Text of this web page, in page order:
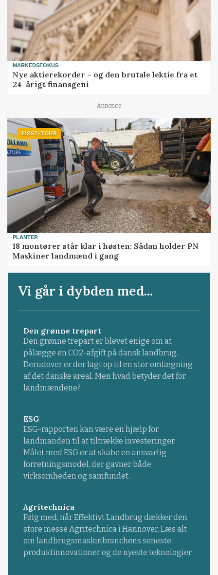
MARKEDSFOKUS
Nye aktierekorder – og den brutale lektie fra et
24-årigt finansgeni
Annonce
HØST-TOUR
PLANTER
18 montører står klar i høsten: Sådan holder PN
Maskiner landmænd i gang
Vi går i dybden med...
Den grønne trepart
Den grønne trepart er blevet enige om at
pålægge en CO2-afgift på dansk landbrug.
Derudover er der lagt op til en stor omlægning
af det danske areal. Men hvad betyder det for
landmændene?
ESG
ESG-rapporten kan være en hjælp for
landmanden til at tiltrække investeringer.
Målet med ESG er at skabe en ansvarlig
forretningsmodel, der gavner både
virksomheden og samfundet.
Agritechnica
Følg med, når Effektivt Landbrug dækker den
store messe Agritechnica i Hannover. Læs alt
om landbrugsmaskinbranchens seneste
produktinnovationer og de nyeste teknologier.